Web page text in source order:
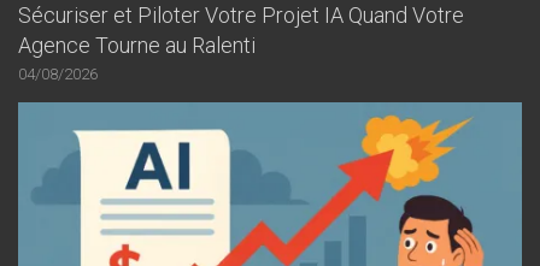
Sécuriser et Piloter Votre Projet IA Quand Votre
Agence Tourne au Ralenti
04/08/2026